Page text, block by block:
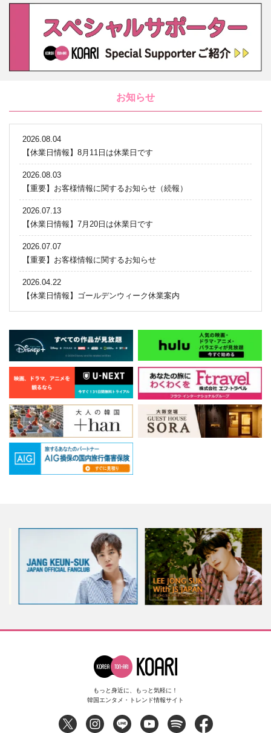
お知らせ
2026.08.04
【休業日情報】8月11日は休業日です
2026.08.03
【重要】お客様情報に関するお知らせ（続報）
2026.07.13
【休業日情報】7月20日は休業日です
2026.07.07
【重要】お客様情報に関するお知らせ
2026.04.22
【休業日情報】ゴールデンウィーク休業案内
もっと身近に、もっと気軽に！
韓国エンタメ・トレンド情報サイト